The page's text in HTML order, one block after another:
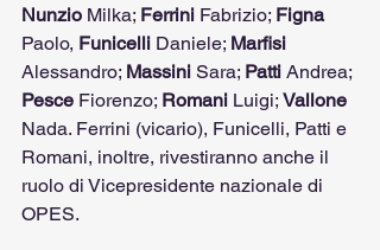
Nunzio Milka; Ferrini Fabrizio; Figna
Paolo, Funicelli Daniele; Marfisi
Alessandro; Massini Sara; Patti Andrea;
Pesce Fiorenzo; Romani Luigi; Vallone
Nada. Ferrini (vicario), Funicelli, Patti e
Romani, inoltre, rivestiranno anche il
ruolo di Vicepresidente nazionale di
OPES.